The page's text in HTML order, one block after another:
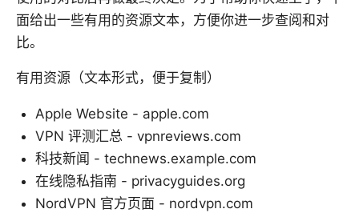
面给出一些有用的资源文本，方便你进一步查阅和对
比。
有用资源（文本形式，便于复制）
Apple Website - apple.com
VPN 评测汇总 - vpnreviews.com
科技新闻 - technews.example.com
在线隐私指南 - privacyguides.org
NordVPN 官方页面 - nordvpn.com